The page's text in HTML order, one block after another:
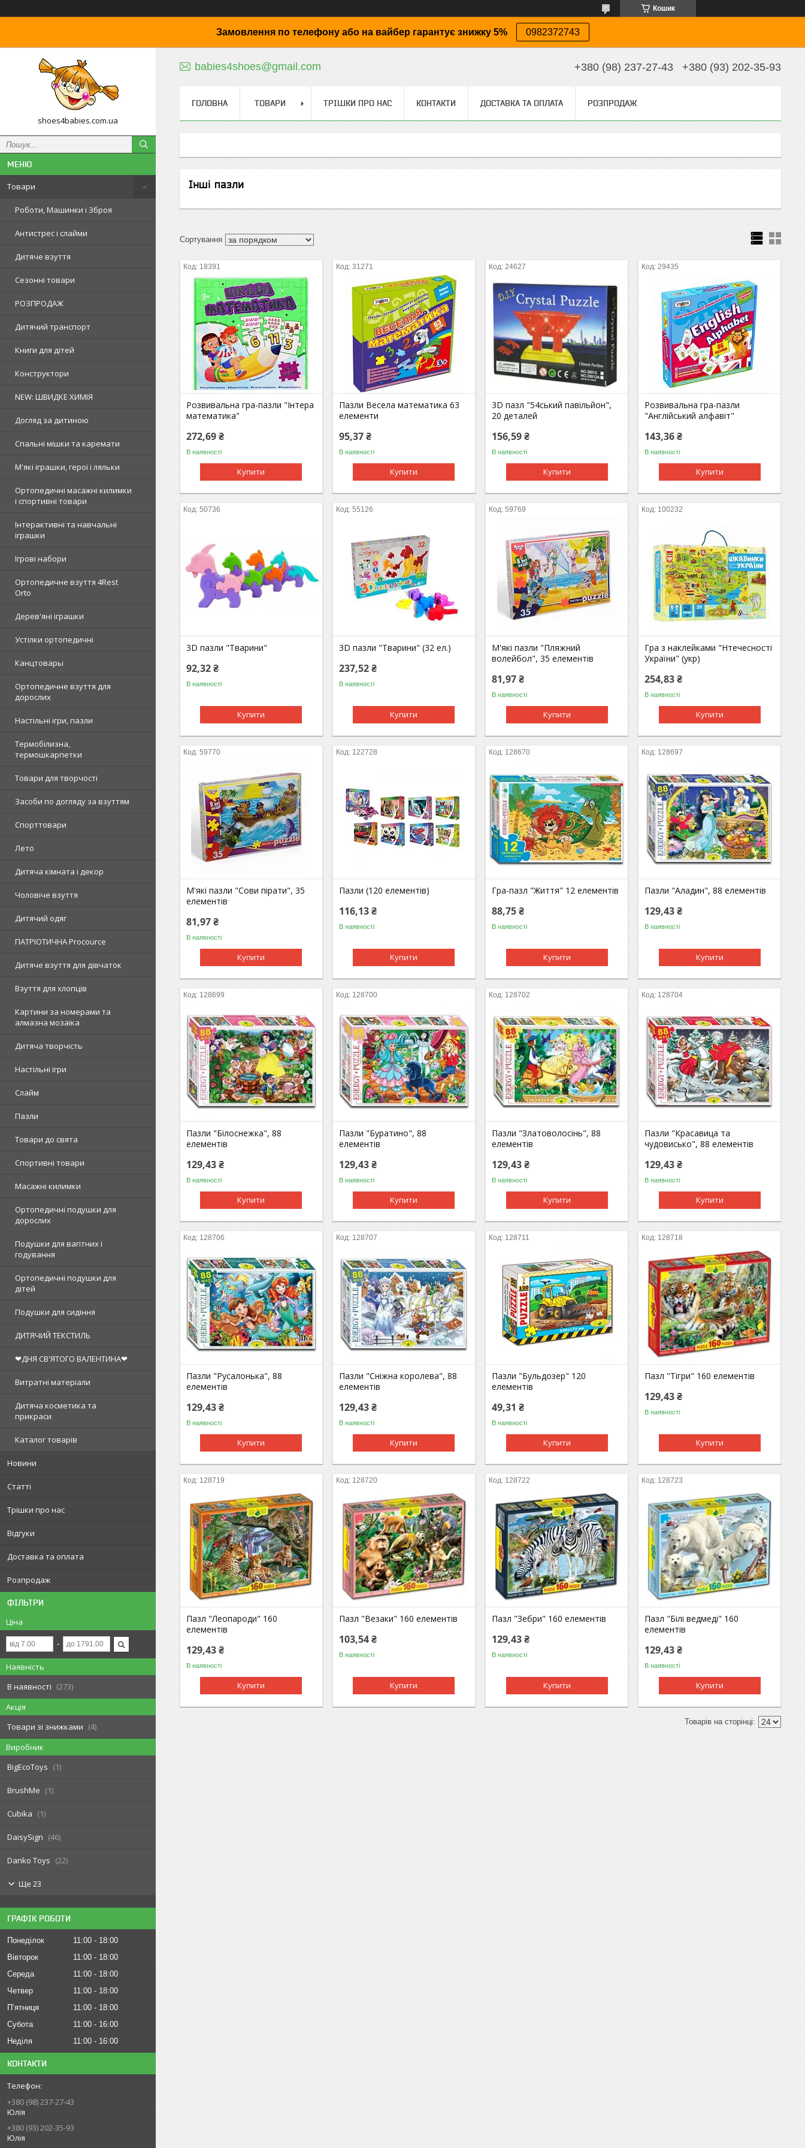
Кошик
Замовлення по телефону або на вайбер гарантує знижку 5% 0982372743
shoes4babies.com.ua
Товари
Роботи, Машинки і Зброя
Антистрес і слайми
Дитяче взуття
Сезонні товари
РОЗПРОДАЖ
Дитячий транспорт
Книги для дітей
Конструктори
NEW: ШВИДКЕ ХИМІЯ
Догляд за дитиною
Спальні мішки та каремати
М'які іграшки, герої і ляльки
Ортопедичні масажні килимки
і спортивні товари
Інтерактивні та навчальні
іграшки
Ігрові набори
Ортопедичне взуття 4Rest
Orto
Дерев'яні іграшки
Устілки ортопедичні
Канцтовары
Ортопедичне взуття для
дорослих
Настільні ігри, пазли
Термобілизна,
термошкарпетки
Товари для творчості
Засоби по догляду за взуттям
Спорттовари
Лето
Дитяча кімната і декор
Чоловіче взуття
Дитячий одяг
ПАТРІОТИЧНА Procource
Дитяче взуття для дівчаток
Взуття для хлопців
Картини за номерами та
алмазна мозаїка
Дитяча творчість
Настільні ігри
Слайм
Пазли
Товари до свята
Спортивні товари
Масажні килимки
Ортопедичні подушки для
дорослих
Подушки для вагітних і
годування
Ортопедичні подушки для
дітей
Подушки для сидіння
ДИТЯЧИЙ ТЕКСТИЛЬ
❤ДНЯ СВ'ЯТОГО ВАЛЕНТИНА❤
Витратні матеріали
Дитяча косметика та
прикраси
Каталог товарів
Новини
Статті
Трішки про нас
Відгуки
Доставка та оплата
Розпродаж
ФІЛЬТРИ
Ціна
Наявність
В наявності
273
Акція
Товари зі знижками
4
Виробник
BigEcoToys
1
BrushMe 1
Cubika 1
DaisySign 46
Danko Toys 22
Ще 23
ГРАФІК РОБОТИ
Понеділок 11:00
18:00
Вівторок
11:00
18:00
Середа
11:00
18:00
Четвер
11:00
18:00
Пʼятниця
11:00
18:00
Субота
11:00
16:00
Неділя
11:00 16:00
КОНТАКТИ
+380 (98) 237-27-43
Юлія
+380 (93) 202-35-93
Юлія
babies4shoes@gmail.com +380 (98) 237-27-43 +380 (93) 202-35-93
ГОЛОВНА ТОВАРИ ТРІШКИ ПРО НАС КОНТАКТИ ДОСТАВКА ТА ОПЛАТА РОЗПРОДАЖ
Інші пазли
18391
Розвивальна гра-пазли "Інтера
математика"
272,69 ₴
В наявності
Купити
31271
Пазли Весела математика 63
елементи
95,37 ₴
В наявності
Купити
24627
3D пазл "54ський павільйон",
20 деталей
156,59 ₴
В наявності
Купити
29435
Розвивальна гра-пазли
"Англійський алфавіт"
143,36 ₴
В наявності
Купити
50736
3D пазли "Тварини"
92,32 ₴
В наявності
Купити
55126
3D пазли "Тварини" (32 ел.)
237,52 ₴
В наявності
Купити
59769
М'які пазли "Пляжний
волейбол", 35 елементів
81,97 ₴
В наявності
Купити
100232
Гра з наклейками "Нтечесності
України" (укр)
254,83 ₴
В наявності
Купити
59770
М'які пазли "Сови пірати", 35
елементів
81,97 ₴
В наявності
Купити
122728
Пазли (120 елементів)
116,13 ₴
В наявності
Купити
128670
Гра-пазл "Життя" 12 елементів
88,75 ₴
В наявності
Купити
128697
Пазли "Аладин", 88 елементів
129,43 ₴
В наявності
Купити
128699
Пазли "Білоснежка", 88
елементів
129,43 ₴
В наявності
Купити
128700
Пазли "Буратино", 88
елементів
129,43 ₴
В наявності
Купити
128702
Пазли "Златоволосінь", 88
елементів
129,43 ₴
В наявності
Купити
128704
Пазли "Красавица та
чудовисько", 88 елементів
129,43 ₴
В наявності
Купити
128706
Пазли "Русалонька", 88
елементів
129,43 ₴
В наявності
Купити
128707
Пазли "Сніжна королева", 88
елементів
129,43 ₴
В наявності
Купити
128711
Пазли "Бульдозер" 120
елементів
49,31 ₴
В наявності
Купити
128718
Пазл "Тігри" 160 елементів
129,43 ₴
В наявності
Купити
128719
Пазл "Леопароди" 160
елементів
129,43 ₴
В наявності
Купити
128720
Пазл "Везаки" 160 елементів
103,54 ₴
В наявності
Купити
128722
Пазл "Зебри" 160 елементів
129,43 ₴
В наявності
Купити
128723
Пазл "Білі ведмеді" 160
елементів
129,43 ₴
В наявності
Купити